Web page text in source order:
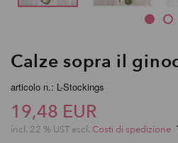
Calze sopra il
articolo n.: L-Stockings
19,48 EUR
incl. 22 % UST escl. Costi di spedizione